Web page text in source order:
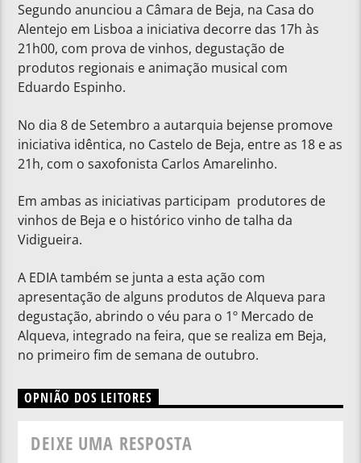
Segundo anunciou a Câmara de Beja, na Casa do
Alentejo em Lisboa a iniciativa decorre das 17h às
21h00, com prova de vinhos, degustação de
produtos regionais e animação musical com
Eduardo Espinho.
No dia 8 de Setembro a autarquia bejense promove
iniciativa idêntica, no Castelo de Beja, entre as 18 e as
21h, com o saxofonista Carlos Amarelinho.
Em ambas as iniciativas participam produtores de
vinhos de Beja e o histórico vinho de talha da
Vidigueira.
A EDIA também se junta a esta ação com
apresentação de alguns produtos de Alqueva para
degustação, abrindo o véu para o 1º Mercado de
Alqueva, integrado na feira, que se realiza em Beja,
no primeiro fim de semana de outubro.
OPNIÃO DOS LEITORES
DEIXE UMA RESPOSTA